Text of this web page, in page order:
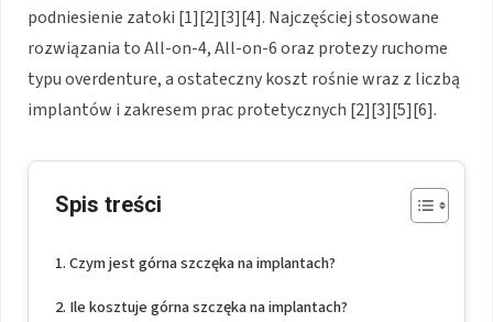
podniesienie zatoki [1][2][3][4]. Najczęściej stosowane
rozwiązania to All-on-4, All-on-6 oraz protezy ruchome
typu overdenture, a ostateczny koszt rośnie wraz z liczbą
implantów i zakresem prac protetycznych [2][3][5][6].
Spis treści
Czym jest górna szczęka na implantach?
Ile kosztuje górna szczęka na implantach?